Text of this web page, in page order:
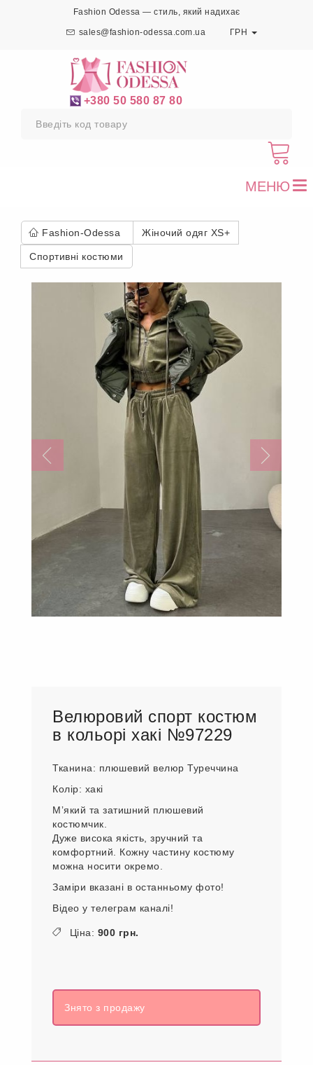
Fashion Odessa — стиль, який надихає
sales@fashion-odessa.com.ua ГРН
+380 50 580 87 80
МЕНЮ
Fashion-Odessa Жіночий одяг XS+
Спортивні костюми
Велюровий спорт костюм
в кольорі хакі №97229
Тканина: плюшевий велюр Туреччина
Колір: хакі
Мʼякий та затишний плюшевий
костюмчик.
Дуже висока якість, зручний та
комфортний. Кожну частину костюму
можна носити окремо.
Заміри вказані в останньому фото!
Відео у телеграм каналі!
Ціна: 900 грн.
Знято з продажу